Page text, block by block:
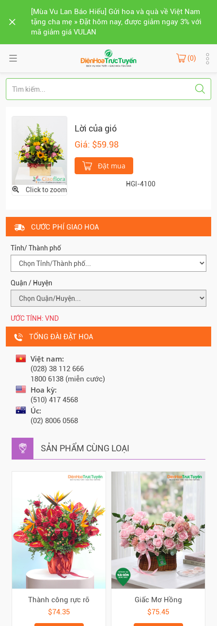
[Mùa Vu Lan Báo Hiếu] Gửi hoa và quà về Việt Nam
tặng cha mẹ » Đặt hôm nay, được giảm ngay 3% với
mã giảm giá VULAN
(0)
Click to zoom
Lời của gió
Giá: $59.98
Đặt mua
HGI-4100
CƯỚC PHÍ GIAO HOA
Tỉnh/ Thành phố
Quận / Huyện
ƯỚC TÍNH: VND
TỔNG ĐÀI ĐẶT HOA
Việt nam:
(028) 38 112 666
1800 6138 (miễn cước)
Hoa kỳ:
(510) 417 4568
Úc:
(02) 8006 0568
SẢN PHẨM CÙNG LOẠI
Thành công rực rỡ
$74.35
Giấc Mơ Hồng
$75.45